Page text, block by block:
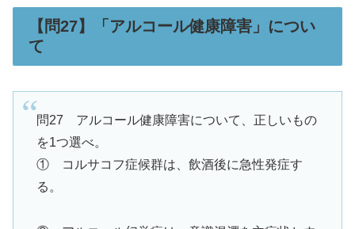
【問27】「アルコール健康障害」につい
て
問27 アルコール健康障害について、正しいもの
を1つ選べ。
① コルサコフ症候群は、飲酒後に急性発症す
る。